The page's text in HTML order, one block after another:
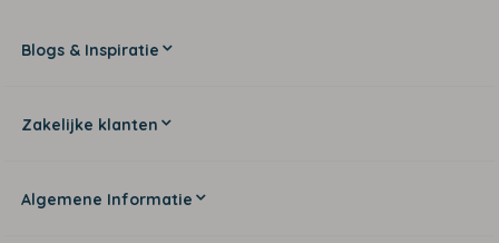
Blogs & Inspiratie
Zakelijke klanten
Algemene Informatie